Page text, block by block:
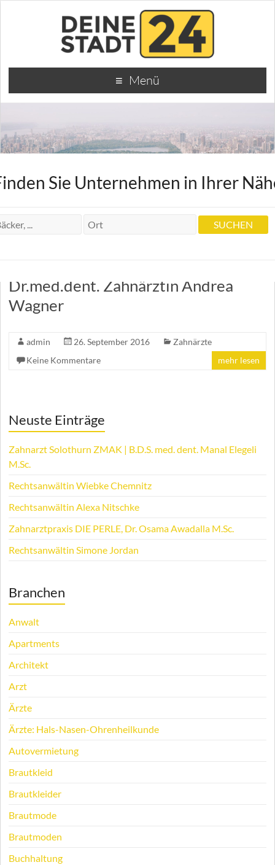
Menü
Wagner
Sie Unternehmen in Ihrer
Dr.med.dent. Zahnärztin Andrea
Wagner
admin 26. September 2016
Zahnärzte
Keine Kommentare
mehr lesen
Neuste Einträge
Zahnarzt Solothurn ZMAK | B.D.S. med. dent. Manal Elegeli
M.Sc.
Rechtsanwältin Wiebke Chemnitz
Rechtsanwältin Alexa Nitschke
Zahnarztpraxis DIE PERLE, Dr. Osama Awadalla M.Sc.
Rechtsanwältin Simone Jordan
Branchen
Anwalt
Apartments
Architekt
Arzt
Ärzte
Ärzte: Hals-Nasen-Ohrenheilkunde
Autovermietung
Brautkleid
Brautkleider
Brautmode
Brautmoden
Buchhaltung